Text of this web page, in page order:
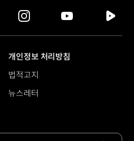
instagram
tv
개인정보 처리방침
법적고지
뉴스레터